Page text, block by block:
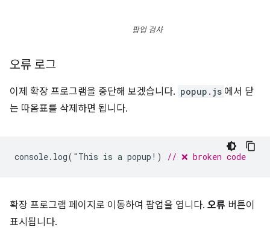
팝업 검사
오류 로그
이제 확장 프로그램을 중단해 보겠습니다. popup.js 에서 닫
는 따옴표를 삭제하면 됩니다.
console. log( " This is a popup ! ) // ❌ broken code
확장 프로그램 페이지로 이동하여 팝업을 엽니다. 오류 버튼이
표시됩니다.